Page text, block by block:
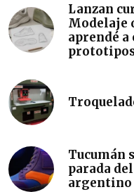
Lanzan
Modelaje
aprendé
Tucumán
parada
argentino